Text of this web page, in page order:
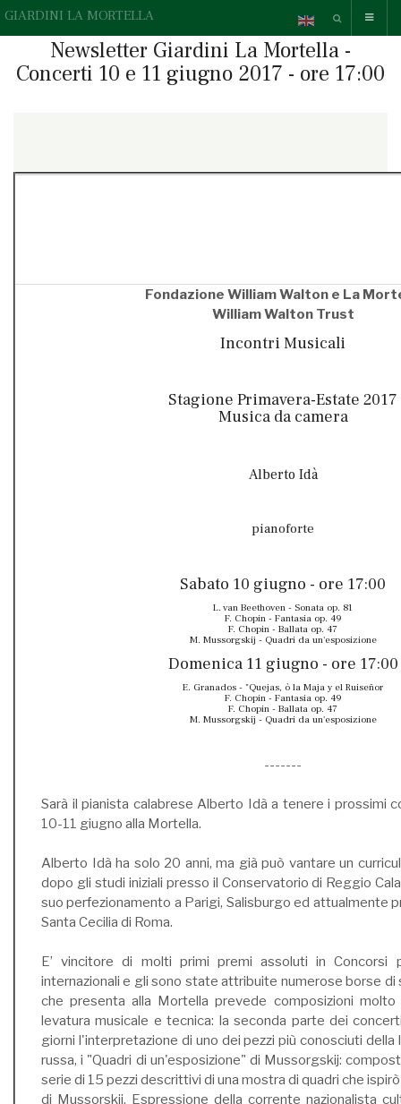
GIARDINI LA MORTELLA
Newsletter Giardini La Mortella -
Concerti 10 e 11 giugno 2017 - ore 17:00
Fondazione William Walton e La
William Walton Trust
Incontri Musicali
Stagione Primavera-Estate 2017
Musica da camera
Alberto Idà
pianoforte
Sabato 10 giugno - ore 17:00
L. van Beethoven - Sonata op. 81
F. Chopin - Fantasia op. 49
F. Chopin - Ballata op. 47
M. Mussorgskij - Quadri da un'esposizione
Domenica 11 giugno - ore 17:00
E. Granados - "Quejas, ò la Maja y el Ruiseñor
F. Chopin - Fantasia op. 49
F. Chopin - Ballata op. 47
M. Mussorgskij - Quadri da un'esposizione
-------
Sarà il pianista calabrese Alberto Idà a tenere i prossimi
10-11 giugno alla Mortella.
Alberto Idà ha solo 20 anni, ma già può vantare un
dopo gli studi iniziali presso il Conservatorio di Reggio
suo perfezionamento a Parigi, Salisburgo ed attualmente
Santa Cecilia di Roma.
E’ vincitore di molti primi premi assoluti in Concorsi
internazionali e gli sono state attribuite numerose borse di
che presenta alla Mortella prevede composizioni
levatura musicale e tecnica: la seconda parte dei
giorni l'interpretazione di uno dei pezzi più conosciuti
russa, i "Quadri di un'esposizione" di Mussorgskij:
serie di 15 pezzi descrittivi di una mostra di quadri che
di Mussorskij. Espressione della corrente nazionalista